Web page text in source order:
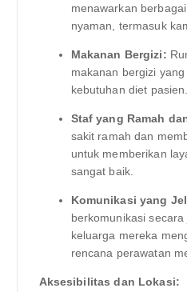
menawarkan
nyaman, termasuk
Makanan Bergizi:
makanan bergizi
kebutuhan diet pasien.
Staf yang Ramah
sakit ramah dan
untuk memberikan
sangat baik.
Komunikasi yang
berkomunikasi
keluarga mereka
rencana perawatan
Aksesibilitas dan Lokasi: